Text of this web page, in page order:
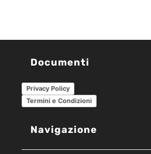
Documenti
Privacy Policy
Termini e Condizioni
Navigazione